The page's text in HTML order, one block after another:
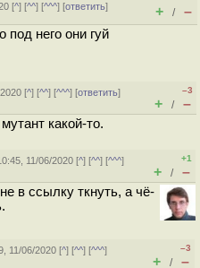
[^] [^^] [^^^] [ответить]
+ / –
него они гуй
[^] [^^] [^^^] [ответить]
–3
+ / –
какой-то.
11/06/2020 [^] [^^] [^^^]
+1
+ / –
в ссылку ткнуть, а чё-
11/06/2020 [^] [^^] [^^^]
–3
+ / –